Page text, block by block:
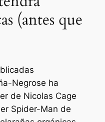
(antes que
Negrose ha
de Nicolas Cage
Spider-Man de